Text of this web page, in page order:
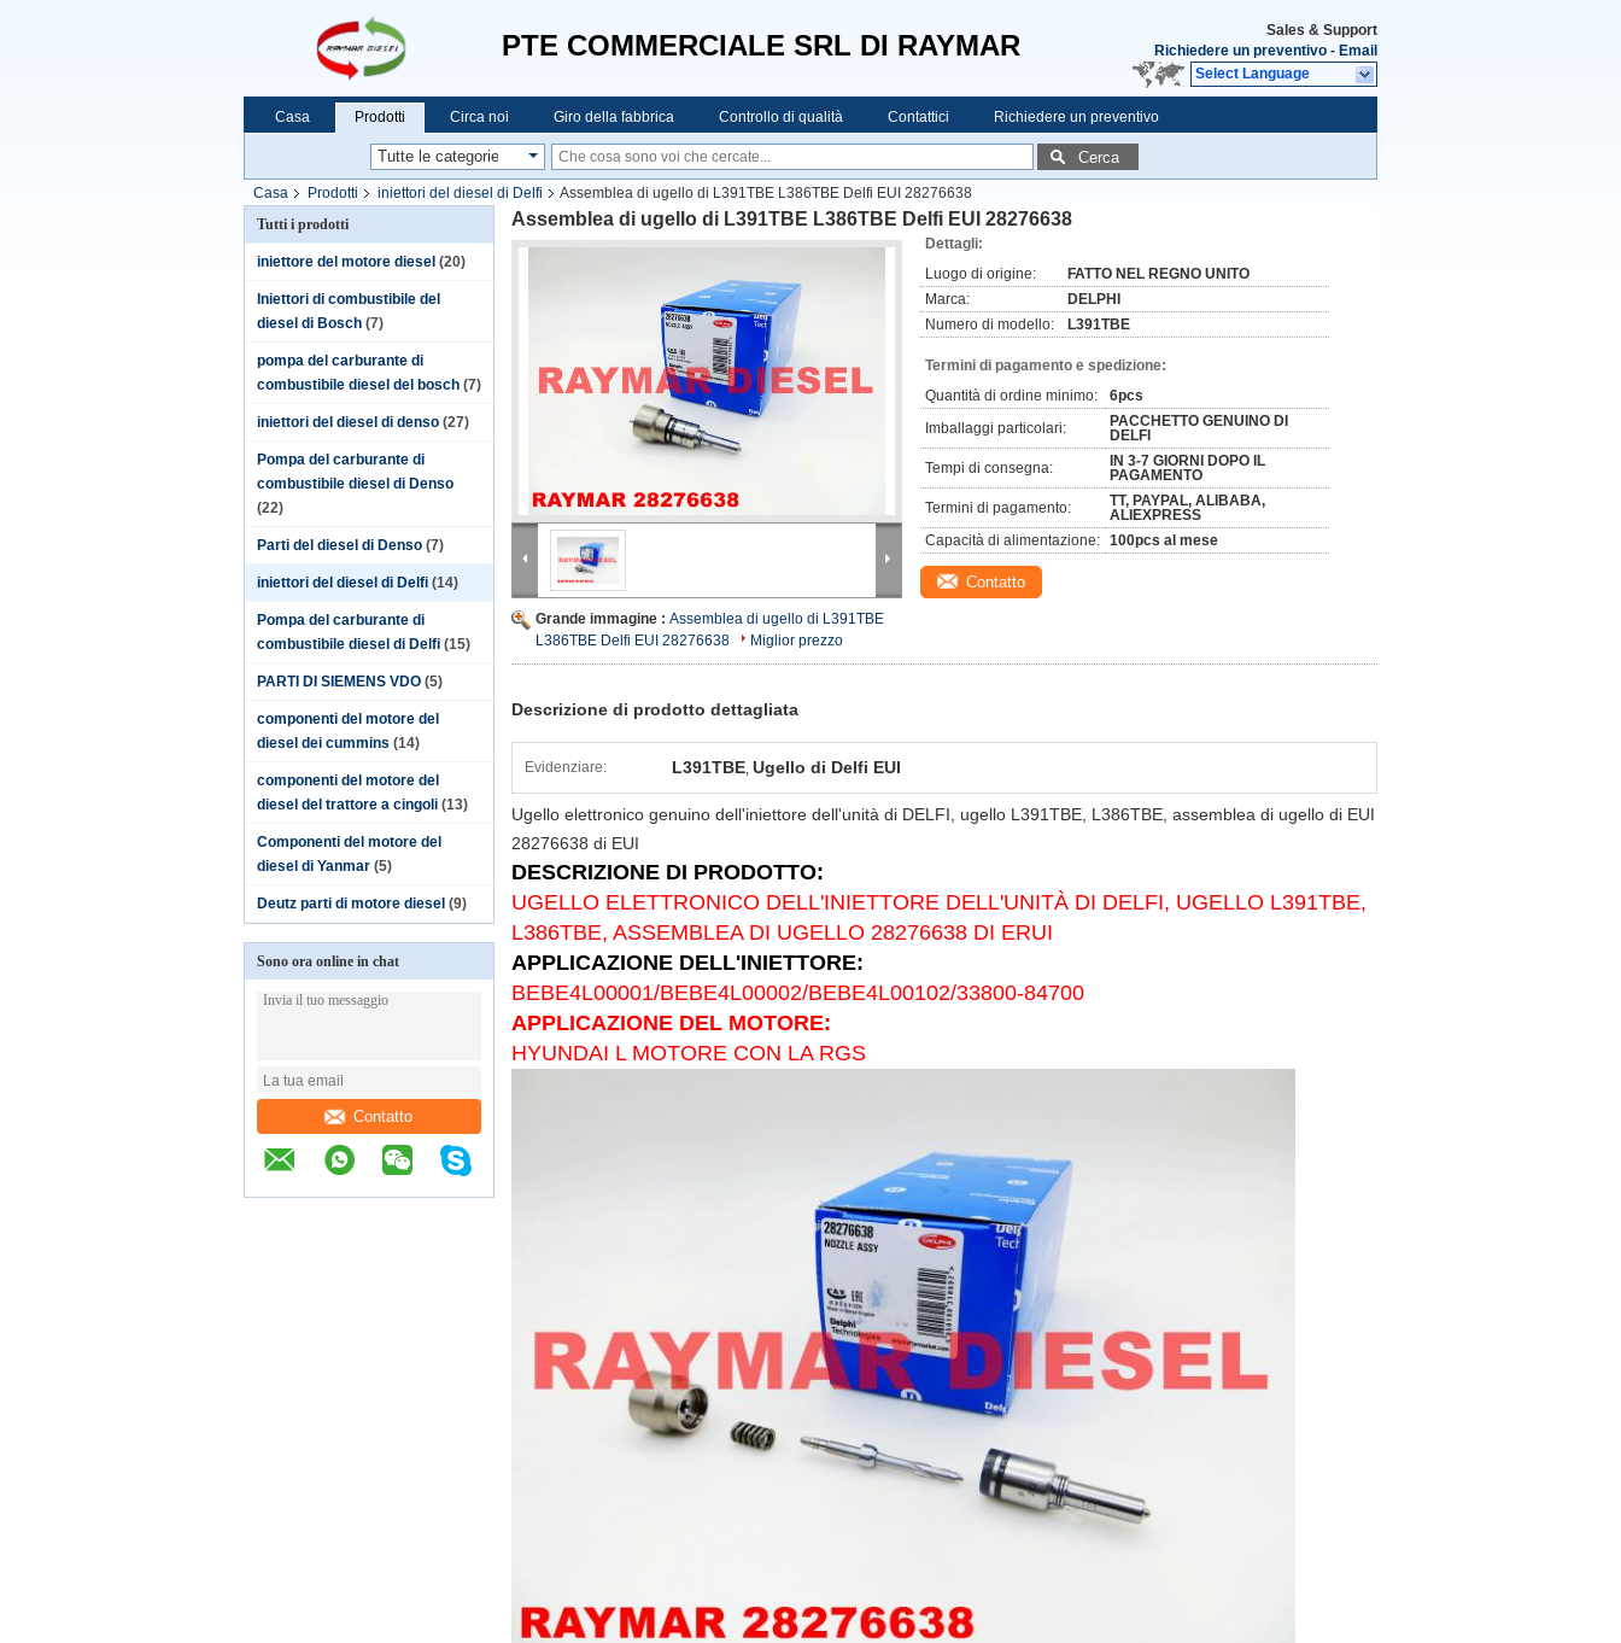
PTE COMMERCIALE SRL DI RAYMAR
Sales & Support
Richiedere un preventivo - Email
Select Language
Casa Prodotti Circa noi Giro della fabbrica Controllo di qualità Contattici Richiedere un preventivo
Cerca
Casa Prodotti iniettori del diesel di Delfi
Assemblea di ugello di L391TBE L386TBE Delfi EUI 28276638
Tutti i prodotti
iniettore del motore diesel (20)
Iniettori di combustibile del
diesel di Bosch (7)
pompa del carburante di
combustibile diesel del bosch (7)
iniettori del diesel di denso (27)
Pompa del carburante di
combustibile diesel di Denso
(22)
Parti del diesel di Denso (7)
iniettori del diesel di Delfi (14)
Pompa del carburante di
combustibile diesel di Delfi (15)
PARTI DI SIEMENS VDO (5)
componenti del motore del
diesel dei cummins (14)
componenti del motore del
diesel del trattore a cingoli (13)
Componenti del motore del
diesel di Yanmar (5)
Deutz parti di motore diesel (9)
Sono ora online in chat
Contatto
Assemblea di ugello di L391TBE L386TBE Delfi EUI 28276638
Grande immagine : Assemblea di ugello di L391TBE
L386TBE Delfi EUI 28276638
Miglior prezzo
Dettagli:
Luogo di origine:
FATTO NEL REGNO UNITO
Marca:
DELPHI
Numero di modello:
L391TBE
Termini di pagamento e spedizione:
Quantità di ordine minimo:
6pcs
Imballaggi particolari:
PACCHETTO GENUINO DI
DELFI
Tempi di consegna:
IN 3-7 GIORNI DOPO IL
PAGAMENTO
Termini di pagamento:
TT, PAYPAL, ALIBABA,
ALIEXPRESS
Capacità di alimentazione: 100pcs al mese
Contatto
Descrizione di prodotto dettagliata
Evidenziare: L391TBE, Ugello di Delfi EUI
Ugello elettronico genuino dell'iniettore dell'unità di DELFI, ugello L391TBE, L386TBE, assemblea di ugello di EUI
28276638 di EUI
DESCRIZIONE DI PRODOTTO:
UGELLO ELETTRONICO DELL'INIETTORE DELL'UNITÀ DI DELFI, UGELLO L391TBE,
L386TBE, ASSEMBLEA DI UGELLO 28276638 DI ERUI
APPLICAZIONE DELL'INIETTORE:
BEBE4L00001/BEBE4L00002/BEBE4L00102/33800-84700
APPLICAZIONE DEL MOTORE:
HYUNDAI L MOTORE CON LA RGS